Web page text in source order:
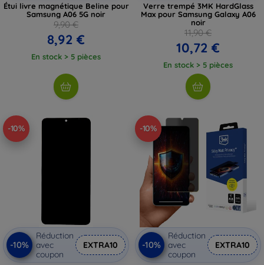
Étui livre magnétique Beline pour
Samsung A06 5G noir
9,90 €
8,92 €
En stock > 5 pièces
Verre trempé 3MK HardGlass
Max pour Samsung Galaxy A06
noir
11,90 €
10,72 €
En stock > 5 pièces
-10%
-10%
Réduction
avec
coupon
EXTRA10
-10%
-10%
Réduction
avec
coupon
EXTRA10